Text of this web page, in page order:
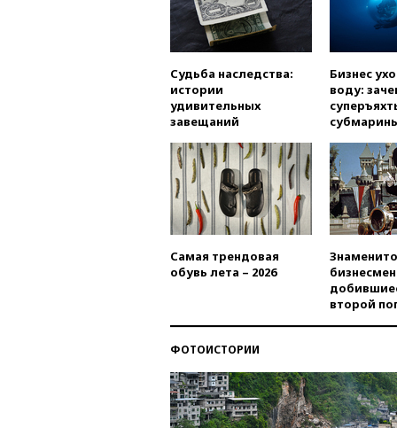
Судьба наследства:
истории
удивительных
завещаний
Бизнес
воду:
Самая трендовая
обувь лета – 2026
второй
ФОТОИСТОРИИ